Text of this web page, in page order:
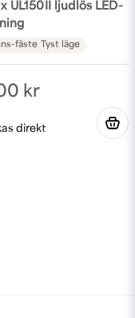
UL150II ljudlös LED-
fäste Tyst läge
kr